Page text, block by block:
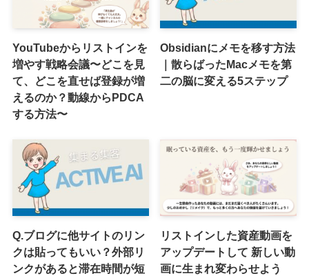
YouTubeからリストインを
増やす戦略会議〜どこを見
て、どこを直せば登録が増
えるのか？動線からPDCA
する方法〜
Obsidianにメモを移す方法
｜散らばったMacメモを第
二の脳に変える5ステップ
Q.ブログに他サイトのリン
クは貼ってもいい？外部リ
ンクがあると滞在時間が短
リストインした資産動画を
アップデートして 新しい動
画に生まれ変わらせよう